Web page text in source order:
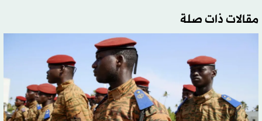
مقالات ذات صلة